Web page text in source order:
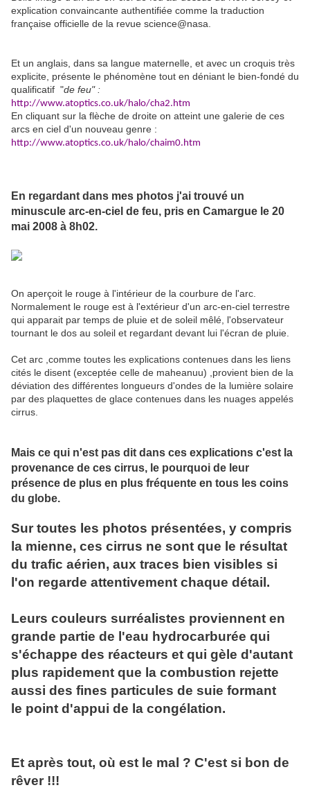
explication convaincante authentifiée comme la traduction
française officielle de la revue science@nasa.
Et un anglais, dans sa langue maternelle, et avec un croquis très
explicite, présente le phénomène tout en déniant le bien-fondé du
qualificatif "de feu" :
http://www.atoptics.co.uk/halo/cha2.htm
En cliquant sur la flèche de droite on atteint une galerie de ces
arcs en ciel d'un nouveau genre :
http://www.atoptics.co.uk/halo/chaim0.htm
En regardant dans mes photos j'ai trouvé un
minuscule arc-en-ciel de feu, pris en Camargue le 20
mai 2008 à 8h02.
On aperçoit le rouge à l'intérieur de la courbure de l'arc.
Normalement le rouge est à l'extérieur d'un arc-en-ciel terrestre
qui apparait par temps de pluie et de soleil mêlé, l'observateur
tournant le dos au soleil et regardant devant lui l'écran de pluie.
Cet arc ,comme toutes les explications contenues dans les liens
cités le disent (exceptée celle de maheanuu) ,provient bien de la
déviation des différentes longueurs d'ondes de la lumière solaire
par des plaquettes de glace contenues dans les nuages appelés
cirrus.
Mais ce qui n'est pas dit dans ces explications c'est la
provenance de ces cirrus, le pourquoi de leur
présence de plus en plus fréquente en tous les coins
du globe.
Sur toutes les photos présentées, y compris
la mienne, ces cirrus ne sont que le résultat
du trafic aérien, aux traces bien visibles si
l'on regarde attentivement chaque détail.
Leurs couleurs surréalistes proviennent en
grande partie de l'eau hydrocarburée qui
s'échappe des réacteurs et qui gèle d'autant
plus rapidement que la combustion rejette
aussi des fines particules de suie formant
le point d'appui de la congélation.
Et après tout, où est le mal ? C'est si bon de
rêver !!!